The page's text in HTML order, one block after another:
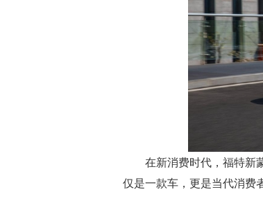
在新消费时代，福特新
仅是一款车，更是当代消费